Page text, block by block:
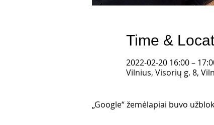
Time &
2022-02-20 16:00 –
Vilnius, Visorių g. 8,
„Google“ žemėlapiai buvo